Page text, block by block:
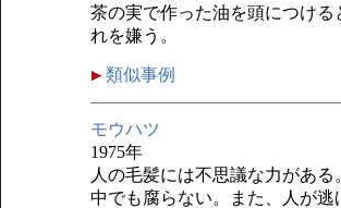
茶の実で作った油を頭につけ
れを嫌う。
類似事例
モウハツ
1975年
人の毛髪には不思議な力があ
中でも腐らない。また、人が